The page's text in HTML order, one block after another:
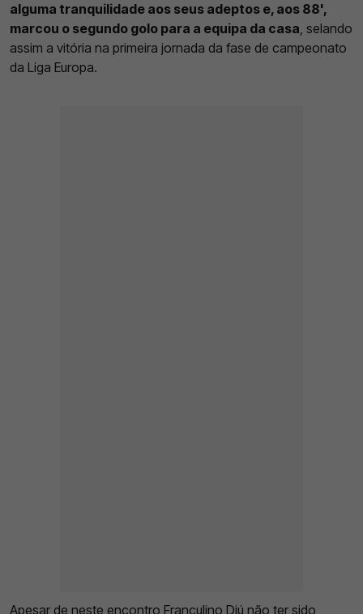
alguma tranquilidade aos seus adeptos e, aos 88',
marcou o segundo golo para a equipa da casa, selando
assim a vitória na primeira jornada da fase de campeonato
da Liga Europa.
Apesar de neste encontro Franculino Djú não ter sido